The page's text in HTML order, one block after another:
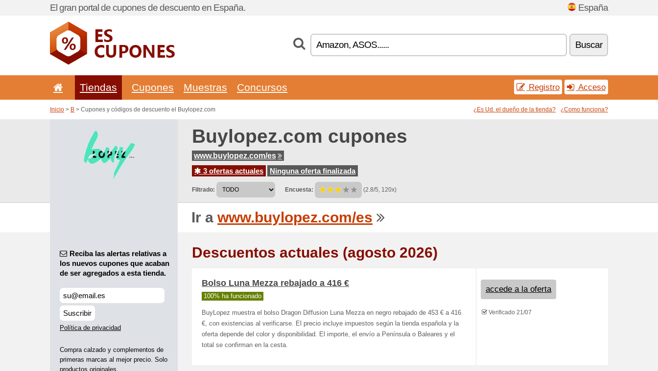
El gran portal de cupones de descuento en España. España
Buscar
Tiendas Cupones Muestras Concursos Registro Acceso
Inicio > B > Cupones y códigos de descuento el Buylopez.com ¿Es Ud. el dueño de la tienda? ¿Como funciona?
Buylopez.com cupones
www.buylopez.com/es
3 ofertas actuales
Ninguna oferta finalizada
Filtrado: Encuesta: (2.8/5, 120x)
Ir a www.buylopez.com/es
Reciba las alertas relativas a
los nuevos cupones que acaban
de ser agregados a esta tienda.
Suscribir
Política de privacidad
Compra calzado y complementos de
primeras marcas al mejor precio. Solo
productos originales.
Descuentos actuales (agosto 2026)
Bolso Luna Mezza rebajado a 416 €
100% ha funcionado
BuyLopez muestra el bolso Dragon Diffusion Luna Mezza en negro rebajado de 453 € a 416
€, con existencias al verificarse. El precio incluye impuestos según la tienda española y la
oferta depende del color y disponibilidad. El importe, el envío a Península o Baleares y el
total se confirman en la cesta.
accede a la oferta
Verificado 21/07